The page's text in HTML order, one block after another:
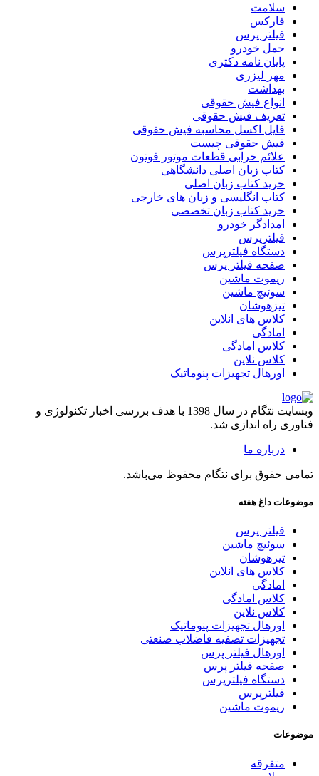
سلامت
فارکس
فیلتر پرس
حمل خودرو
پایان نامه دکتری
مهر لیزری
بهداشت
انواع فیش حقوقی
تعریف فیش حقوقی
فایل اکسل محاسبه فیش حقوقی
فیش حقوقی چیست
علائم خرابی قطعات موتور فوتون
کتاب زبان اصلی دانشگاهی
خرید کتاب زبان اصلی
کتاب انگلیسی و زبان های خارجی
خرید کتاب زبان تخصصی
امدادگر خودرو
فیلترپرس
دستگاه فیلترپرس
صفحه فیلتر پرس
ریموت ماشین
سوئیچ ماشین
تیزهوشان
کلاس های انلاین
امادگی
کلاس امادگی
کلاس نلاین
اورهال تجهیزات پنوماتیک
وبسایت نتگام در سال 1398 با هدف بررسی اخبار تکنولوژی و
فناوری راه اندازی شد.
درباره ما
تمامی حقوق برای نتگام محفوظ می‌باشد.
موضوعات داغ هفته
فیلتر پرس
سوئیچ ماشین
تیزهوشان
کلاس های انلاین
امادگی
کلاس امادگی
کلاس نلاین
اورهال تجهیزات پنوماتیک
تجهیزات تصفیه فاضلاب صنعتی
اورهال فیلتر پرس
صفحه فیلتر پرس
دستگاه فیلترپرس
فیلترپرس
ریموت ماشین
موضوعات
متفرقه